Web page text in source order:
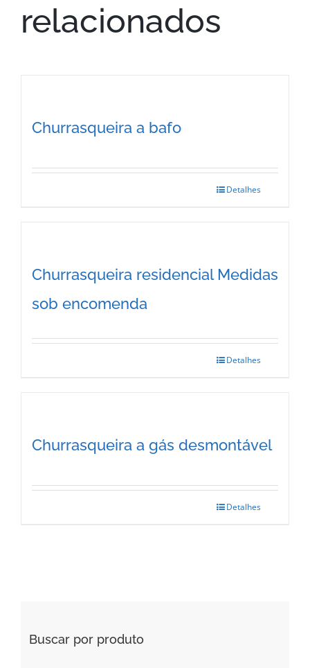
relacionados
Churrasqueira a bafo
Detalhes
Churrasqueira residencial Medidas
sob encomenda
Detalhes
Churrasqueira a gás desmontável
Detalhes
Buscar por produto